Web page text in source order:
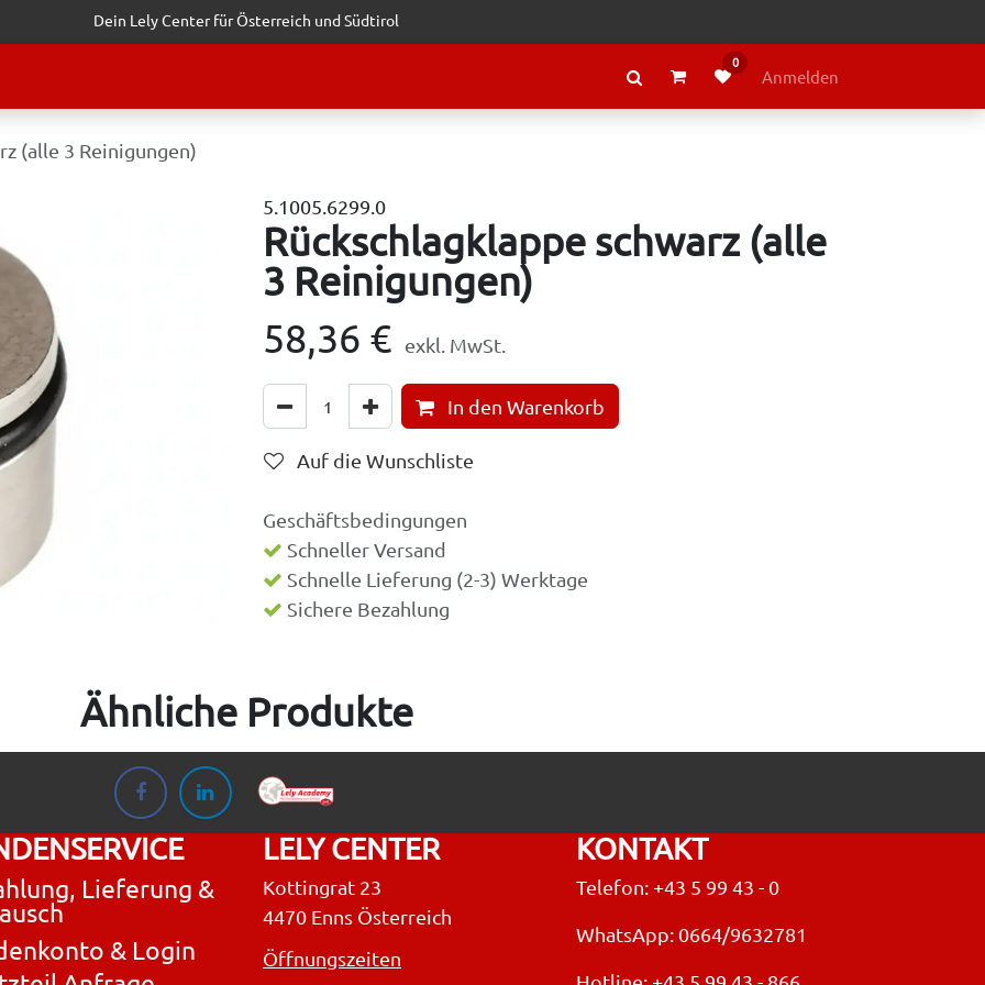
Dein Lely Center für Österreich und Südtirol
ÜBER LELY
0
Anmelden
(alle 3 Reinigungen)
5.1005.6299.0
Rückschlagklappe schwarz (alle
3 Reinigungen)
58,36 € exkl. MwSt.
In den Warenkorb
Auf die Wunschliste
Geschäftsbedingungen
Schneller Versand
Schnelle Lieferung (2-3) Werktage
Sichere Bezahlung
Ähnliche Produkte
Lieferung &
& Login
LELY CENTER
Kottingrat 23
4470 Enns Österreich
Öffnungszeiten
KONTAKT
Telefon: +43 5 99 43 - 0
WhatsApp: 0664/9632781